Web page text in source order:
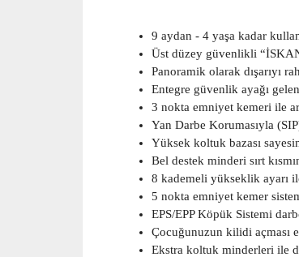
9 aydan - 4 yaşa kadar
Üst düzey güvenlikli
Panoramik olarak dışarıyı
Entegre güvenlik ayağı
3 nokta emniyet kemeri ile
Yan Darbe Korumasıyla
Yüksek koltuk bazası
Bel destek minderi sırt
8 kademeli yükseklik ayarı
5 nokta emniyet kemer
EPS/EPP Köpük Sistemi
Çocuğunuzun kilidi açması
Ekstra koltuk minderleri ile